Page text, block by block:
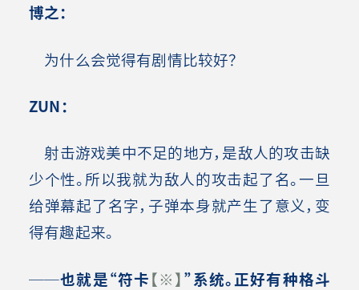
博之：
为什么会觉得有剧情比较好？
ZUN：
射击游戏美中不足的地方，是敌人的攻击缺
少个性。所以我就为敌人的攻击起了名。一旦
给弹幕起了名字，子弹本身就产生了意义，变
得有趣起来。
──也就是“符卡【※】”系统。正好有种格斗